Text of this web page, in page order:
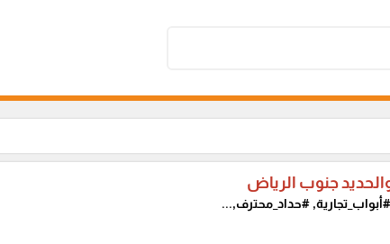
جنوب الرياض
#حداد_محترف,...